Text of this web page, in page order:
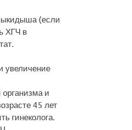
(если
ХГЧ в
увеличение
и
45 лет
гинеколога.